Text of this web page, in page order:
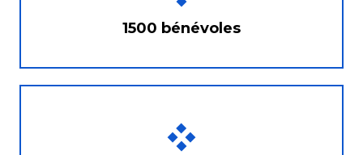
1500 bénévoles